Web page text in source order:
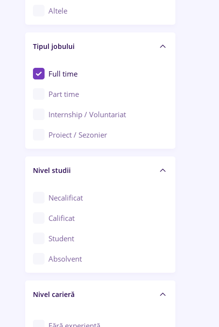
Arad
Baia Mare
Bârlad
Bistrița (Bistrița-Năsăud)
Altele
Asigurări
Au pair / Babysitter / Curățenie
Audit / Consultanță
Auto / Echipamente
Automatizări
Cercetare - dezvoltare
Chimie / Biochimie
Confecții / Design vestimentar
Construcții / Instalații
Controlul calității
Educație / Training / Arte
Tipul jobului
Full time
Part time
Internship / Voluntariat
Proiect / Sezonier
Nivel studii
Necalificat
Calificat
Student
Absolvent
Nivel carieră